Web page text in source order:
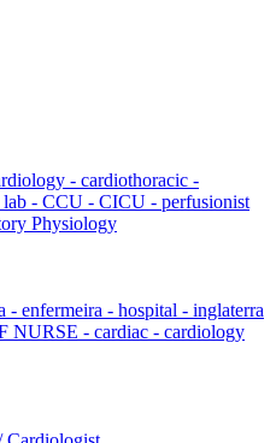
- cardiothoracic -
lab - CCU - CICU - perfusionist
Physiology
- enfermeira - hospital - inglaterra
NURSE - cardiac - cardiology